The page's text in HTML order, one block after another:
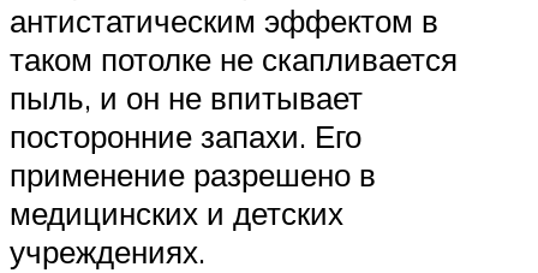
антистатическим эффектом в
таком потолке не скапливается
пыль, и он не впитывает
посторонние запахи. Его
применение разрешено в
медицинских и детских
учреждениях.